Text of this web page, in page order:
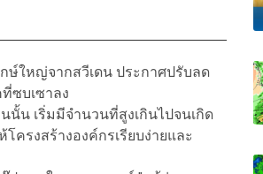
กษ์ใหญ่จากสวีเดน ประกาศปรับลด
ซบเซาลง
น เริ่มมีจำนวนที่สูงเกินไปจนเกิด
ครงสร้างองค์กรเรียบง่ายและ